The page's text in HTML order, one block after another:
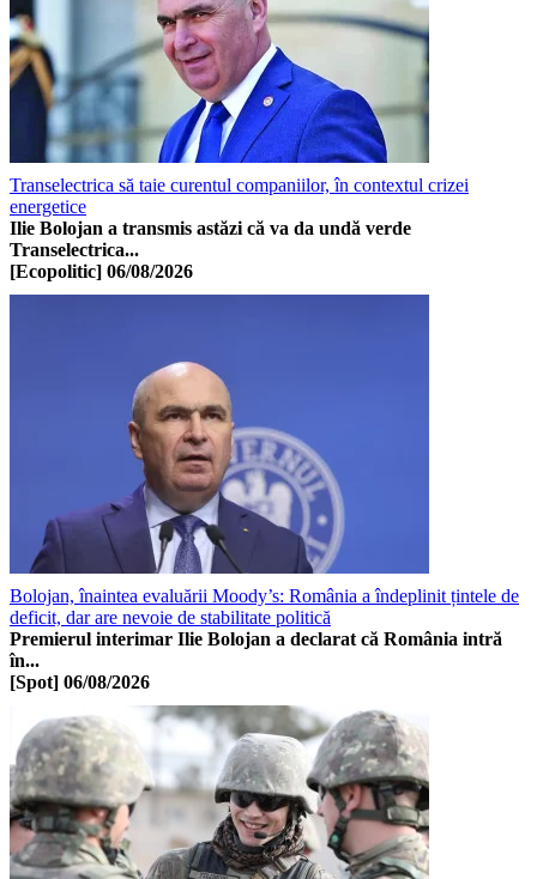
Transelectrica să taie curentul companiilor, în contextul crizei
energetice
Ilie Bolojan a transmis astăzi că va da undă verde
Transelectrica...
[Ecopolitic] 06/08/2026
Bolojan, înaintea evaluării Moody’s: România a îndeplinit țintele de
deficit, dar are nevoie de stabilitate politică
Premierul interimar Ilie Bolojan a declarat că România intră
în...
[Spot] 06/08/2026